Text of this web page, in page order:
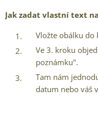
Jak zadat vlastní text
Vložte obálku do
Ve 3. kroku
poznámku".
Tam nám
datum nebo váš